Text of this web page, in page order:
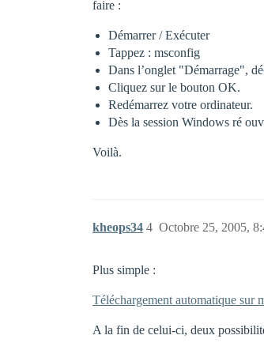
faire :
Démarrer / Exécuter
Tappez : msconfig
Dans l’onglet "Démarrage",
Cliquez sur le bouton OK.
Redémarrez votre ordinateur.
Dès la session Windows ré
Voilà.
kheops34 Octobre 25, 2005,
4
Plus simple :
Téléchargement automatique sur
A la fin de celui-ci, deux